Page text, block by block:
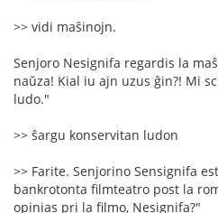
>> vidi maŝinojn.
Senjoro Nesignifa regardis la
naŭza! Kial iu ajn uzus ĝin?! Mi
ludo."
>> ŝargu konservitan ludon
>> Farite. Senjorino Sensignifa
bankrotonta filmteatro post la
opinias pri la filmo, Nesignifa?"